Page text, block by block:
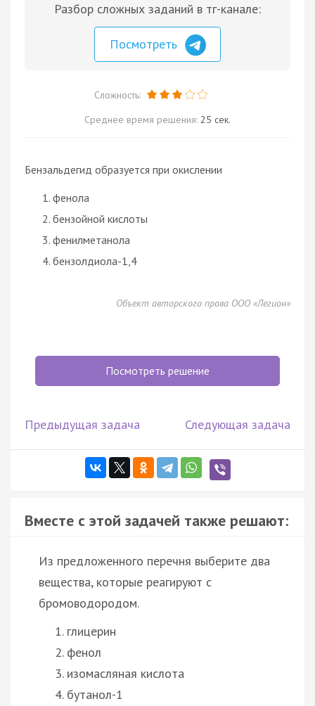
Разбор сложных заданий в тг-канале:
Посмотреть
Сложность:
Среднее время решения: 25 сек.
Бензальдегид образуется при окислении
фенола
бензойной кислоты
фенилметанола
бензолдиола-1,4
Объект авторского права ООО «Легион»
Посмотреть решение
Предыдущая задача Следующая задача
Вместе с этой задачей также решают:
Из предложенного перечня выберите два
вещества, которые реагируют с
бромоводородом.
глицерин
фенол
изомасляная кислота
бутанол-1